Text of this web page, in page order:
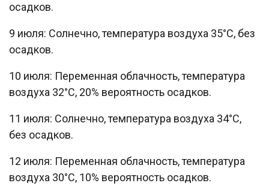
осадков.
9 июля: Солнечно, температура воздуха 35°C, без
осадков.
10 июля: Переменная облачность, температура
воздуха 32°C, 20% вероятность осадков.
11 июля: Солнечно, температура воздуха 34°C,
без осадков.
12 июля: Переменная облачность, температура
воздуха 30°C, 10% вероятность осадков.